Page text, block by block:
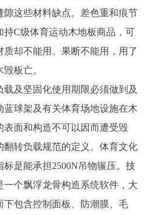
隙这些材料缺点。差色重和痕节
C级体育运动木地板商品，可
却不能用。果断不能用，用了
板亡。
及坚固化使用期限必须做到及
球架及有关体育场地设施在木
表面和构造不可以因而遭受毁
翻转负载规范的定义。体育文化
是能承担2500N吊物辗压。技
个飘浮龙骨构造系统软件，大
下包含控制面板、防潮膜、毛